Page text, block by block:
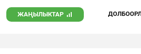
ЖАҢЫЛЫКТАР